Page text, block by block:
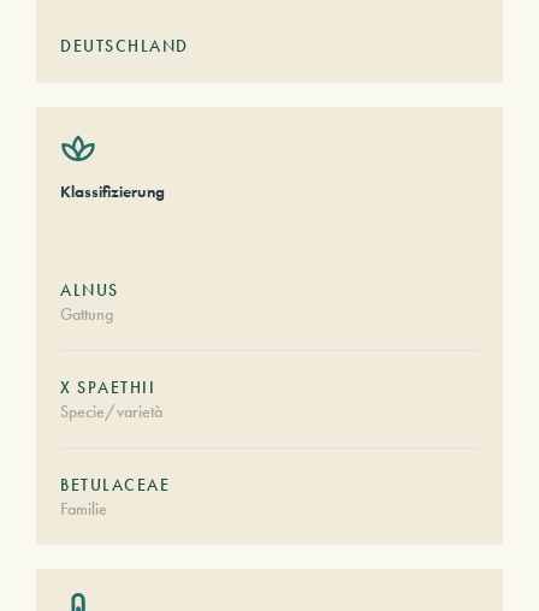
DEUTSCHLAND
Klassifizierung
ALNUS
Gattung
X SPAETHII
Specie/varietà
BETULACEAE
Familie